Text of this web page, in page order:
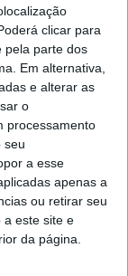
clicar para
pela parte dos
Em alternativa,
e alterar as
o
processamento
seu
a esse
apenas a
ou retirar seu
a este site e
da página.